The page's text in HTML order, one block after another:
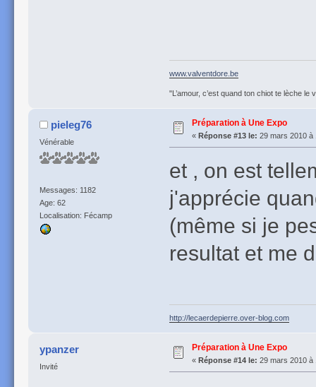
www.valventdore.be
"L’amour, c’est quand ton chiot te lèche
pieleg76
Vénérable
Messages: 1182
Age: 62
Localisation: Fécamp
Préparation à Une Expo
« Réponse #13 le: 29 mars 2010 à
et , on est
j'apprécie
(même si je
resultat et me
http://lecaerdepierre.over-blog.com
ypanzer
Invité
Préparation à Une Expo
« Réponse #14 le: 29 mars 2010 à